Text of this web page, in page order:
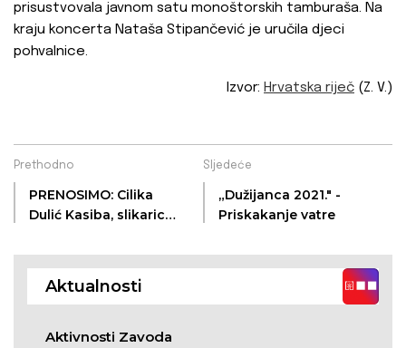
prisustvovala javnom satu monoštorskih tamburaša. Na
kraju koncerta Nataša Stipančević je uručila djeci
pohvalnice.
Izvor: Hrvatska riječ (Z. V.)
Prethodno
PRENOSIMO: Cilika
Dulić Kasiba, slikarica
Sljedeće
„Dužijanca 2021." -
Priskakanje vatre
Aktualnosti
Aktivnosti Zavoda